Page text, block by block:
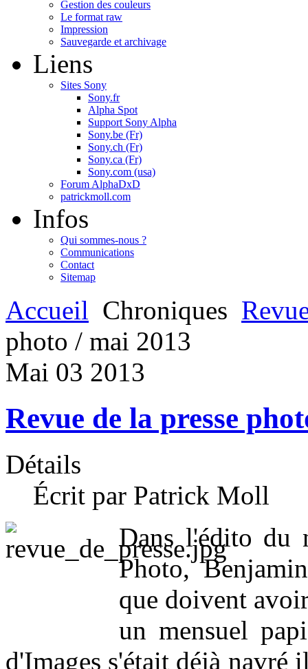
Gestion des couleurs
Le format raw
Impression
Sauvegarde et archivage
Liens
Sites Sony
Sony.fr
Alpha Spot
Support Sony Alpha
Sony.be (Fr)
Sony.ch (Fr)
Sony.ca (Fr)
Sony.com (usa)
Forum AlphaDxD
patrickmoll.com
Infos
Qui sommes-nous ?
Communications
Contact
Sitemap
Accueil Chroniques
photo / mai 2013
Mai 03 2013
Revue de la presse
Détails
Écrit par Patrick Moll
Dans l'édito du
Photo,
que doivent
un mensuel
d'Images s'était déjà navré